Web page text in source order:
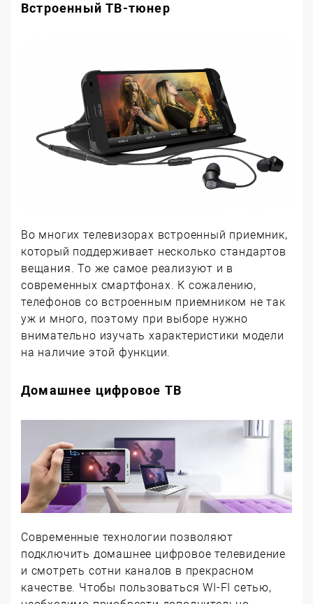
Встроенный ТВ-тюнер
Во многих телевизорах встроенный приемник,
который поддерживает несколько стандартов
вещания. То же самое реализуют и в
современных смартфонах. К сожалению,
телефонов со встроенным приемником не так
уж и много, поэтому при выборе нужно
внимательно изучать характеристики модели
на наличие этой функции.
Домашнее цифровое ТВ
Современные технологии позволяют
подключить домашнее цифровое телевидение
и смотреть сотни каналов в прекрасном
качестве. Чтобы пользоваться WI-FI сетью,